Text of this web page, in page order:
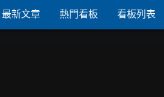
最新文章 熱門看板 看板列表